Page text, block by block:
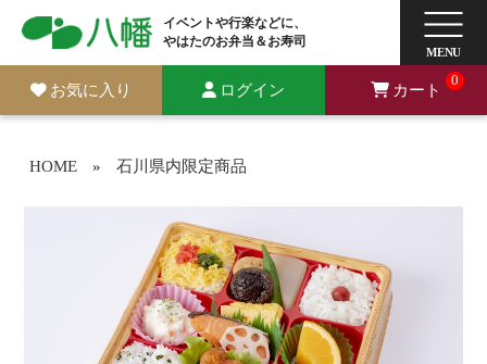
イベントや行楽などに、
やはたのお弁当＆お寿司
お気に入り ログイン カート
0
HOME » 石川県内限定商品